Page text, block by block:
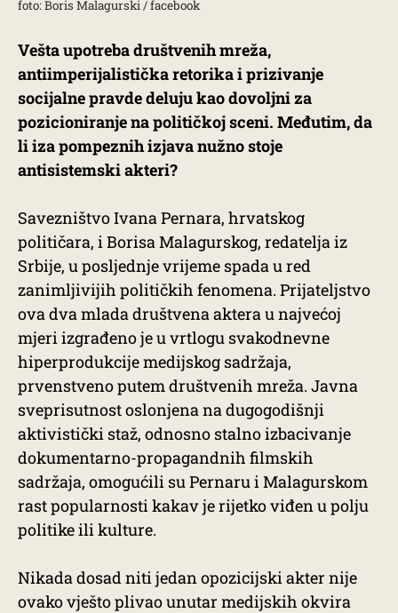
foto: Boris Malagurski / facebook
Vešta upotreba društvenih mreža,
antiimperijalistička retorika i prizivanje
socijalne pravde deluju kao dovoljni za
pozicioniranje na političkoj sceni. Međutim, da
li iza pompeznih izjava nužno stoje
antisistemski akteri?
Savezništvo Ivana Pernara, hrvatskog
političara, i Borisa Malagurskog, redatelja iz
Srbije, u posljednje vrijeme spada u red
zanimljivijih političkih fenomena. Prijateljstvo
ova dva mlada društvena aktera u najvećoj
mjeri izgrađeno je u vrtlogu svakodnevne
hiperprodukcije medijskog sadržaja,
prvenstveno putem društvenih mreža. Javna
sveprisutnost oslonjena na dugogodišnji
aktivistički staž, odnosno stalno izbacivanje
dokumentarno-propagandnih filmskih
sadržaja, omogućili su Pernaru i Malagurskom
rast popularnosti kakav je rijetko viđen u polju
politike ili kulture.
Nikada dosad niti jedan opozicijski akter nije
ovako vješto plivao unutar medijskih okvira